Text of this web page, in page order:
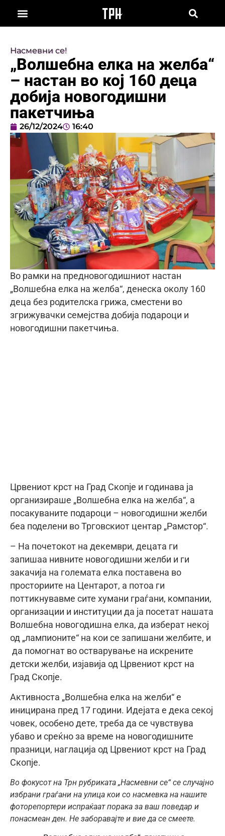
Насмевни се!
„Волшебна елка на желба“
– настан во кој 160 деца
добија новогодишни
пакетчиња
26/12/2024 16:40
Во рамки на предновогодишниот настан
„Волшебна елка на желба“, денеска околу 160
деца без родителска грижа, сместени во
згрижувачки семејства добија подароци и
новогодишни пакетчиња.
Црвениот крст на Град Скопје и годинава ја
организираше „Волшебна елка на желба“, а
посакуваните подароци – новогодишни желби
беа поделени во Трговскиот центар „Рамстор“.
– На почетокот на декември, децата ги
запишаа нивните новогодишни желби и ги
закачија на големата елка поставена во
просториите на Центарот, а потоа ги
поттикнувавме сите хумани граѓани, компании,
организации и институции да ја посетат нашата
Волшебна новогодишна елка, да изберат некој
од „лампионите“ на кои се запишани желбите, и
да помогнат во остварување на искрените
детски желби, изјавија од Црвениот крст на
Град Скопје.
Активноста „Волшебна елка на желби“ е
иницирана пред 17 години. Идејата е дека секој
човек, особено дете, треба да се чувствува
убаво и среќно за време на новогодишните
празници, наглација од Црвениот крст на Град
Скопје.
Во фокусот на Трн рубриката „Насмевни се“ се случајно
избрани граѓани на улица кои со насмевка на нашите
фоторепортери испраќаат порака за ваш поведар и
понасмеан ден. Не заборавајте и вие да се смеете.